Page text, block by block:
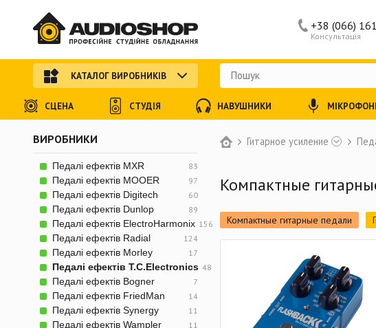
Гитарное усиление
Компактные
Компактные гитарные педали
ВИРОБНИКИ
Педалі ефектів MXR 83
Педалі ефектів MOOER 97
Педалі ефектів Digitech 60
Педалі ефектів Dunlop 89
Педалі ефектів ElectroHarmonix 156
Педалі ефектів Radial 124
Педалі ефектів Morley 17
Педалі ефектів T.C.Electronics 48
Педалі ефектів Bogner 7
Педалі ефектів FriedMan 14
Педалі ефектів Synergy 11
Педалі ефектів Wampler 11
Консультація
+38 (066)
КАТАЛОГ ВИРОБНИКІВ
СЦЕНА СТУДІЯ НАВУШНИКИ